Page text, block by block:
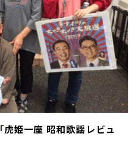
「虎姫一座 昭和歌謡レビュ